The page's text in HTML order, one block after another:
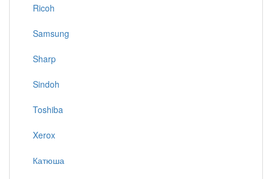
Ricoh
Samsung
Sharp
Sindoh
Toshiba
Xerox
Катюша